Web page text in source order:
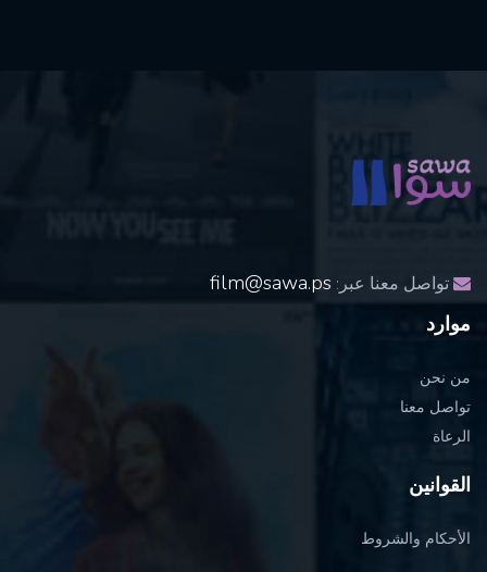
تواصل معنا عبر: film@sawa.ps
موارد
من نحن
تواصل معنا
الرعاة
القوانين
الأحكام والشروط